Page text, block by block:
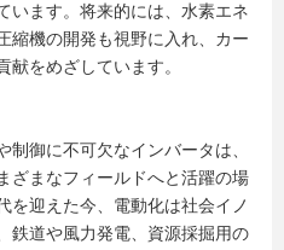
います。将来的には、水素エネ
縮機の開発も視野に入れ、カー
献をめざしています。
制御に不可欠なインバータは、
ざまなフィールドへと活躍の場
を迎えた今、電動化は社会イノ
鉄道や風力発電、資源採掘用の